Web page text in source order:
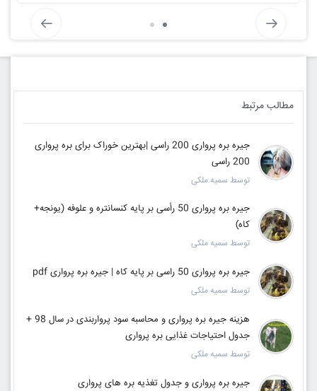
مطالب مرتبط
جیره بره پرواری 200 راسی |بهترین خوراک برای بره پرواری
200 راسی
توسط سمیه ملکی
جیره بره پرواری 50 رأسی بر پایه کنسانتره و علوفه (یونجه+
کاه)
توسط سمیه ملکی
جیره بره پرواری 50 راسی بر پایه کاه | جیره بره پرواری pdf
توسط سمیه ملکی
هزینه جیره بره پرواری و محاسبه سود پرواربندی در سال 98 +
جدول احتیاجات غذایی بره پرواری
توسط سمیه ملکی
جیره بره پرواری و جدول تغذیه بره های پرواری